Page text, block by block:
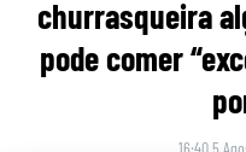
churrasqueira
pode comer
16:40 5